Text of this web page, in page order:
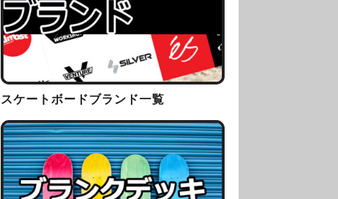
スケートボードブランド一覧